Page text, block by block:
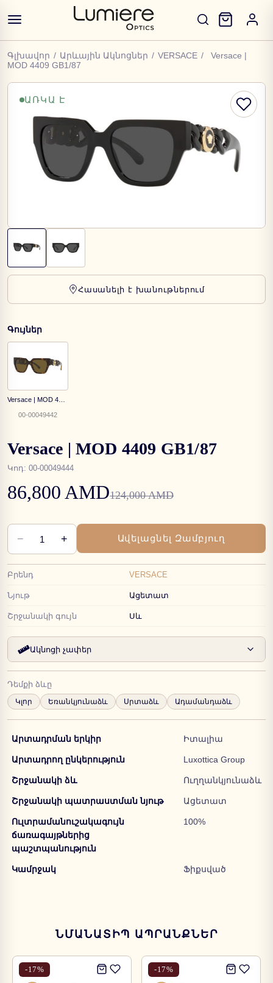
Գլխավոր / Արևային Ակնոցներ / VERSACE /
Versace |
MOD 4409 GB1/87
ԱՌԿԱ Է
Հասանելի է խանութներում
Գույներ
00-00049442
Versace | MOD 4409 GB1/87
Կոդ: 00-00049444
86,800 AMD124,000 AMD
− 1 + Ավելացնել Զամբյուղ
Բրենդ VERSACE
Նյութ Ացետատ
Շրջանակի գույն Սև
Ակնոցի չափեր
Դեմքի ձևը
Կլոր Եռանկյունաձև Սրտաձև Ադամանդաձև
Արտադրման երկիր Իտալիա
Արտադրող ընկերություն Luxottica Group
Շրջանակի ձև Ուղղանկյունաձև
Շրջանակի պատրաստման նյութ Ացետատ
Ուլտրամանուշակագույն
ճառագայթներից
պաշտպանություն
100%
Կամրջակ Ֆիքսված
ՆՄԱՆԱՏԻՊ ԱՊՐԱՆՔՆԵՐ
-17% -17%